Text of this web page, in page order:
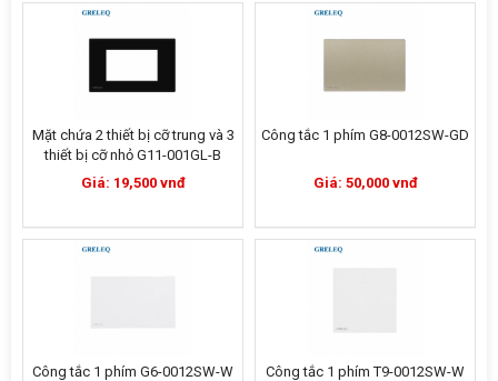
Mặt chứa 2 thiết bị cỡ trung và 3
thiết bị cỡ nhỏ G11-001GL-B
Giá: 19,500 vnđ
Công tắc 1 phím G8-0012SW-GD
Giá: 50,000 vnđ
Công tắc 1 phím G6-0012SW-W Công tắc 1 phím T9-0012SW-W